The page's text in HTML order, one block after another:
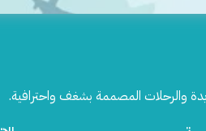
والرحلات المصممة بشغف واحترافية.